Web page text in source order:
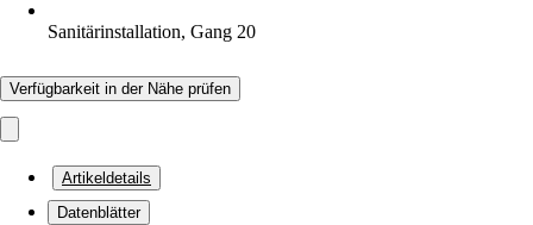
Sanitärinstallation, Gang 20
Verfügbarkeit in der Nähe prüfen
Artikeldetails
Datenblätter